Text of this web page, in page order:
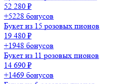
52 280 ₽
+5228 бонусов
Букет из 15 розовых пионов
19 480 ₽
+1948 бонусов
Букет из 11 розовых пионов
14 690 ₽
+1469 бонусов